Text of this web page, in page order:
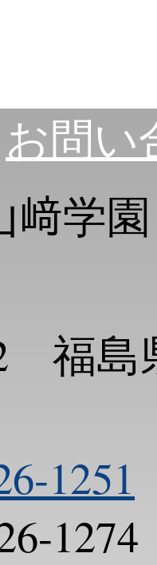
お問い
﨑学
福島
1251
1274